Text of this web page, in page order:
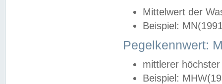
Mittelwert der
Beispiel:
Pegelkennwert:
mittlerer
Beispiel: